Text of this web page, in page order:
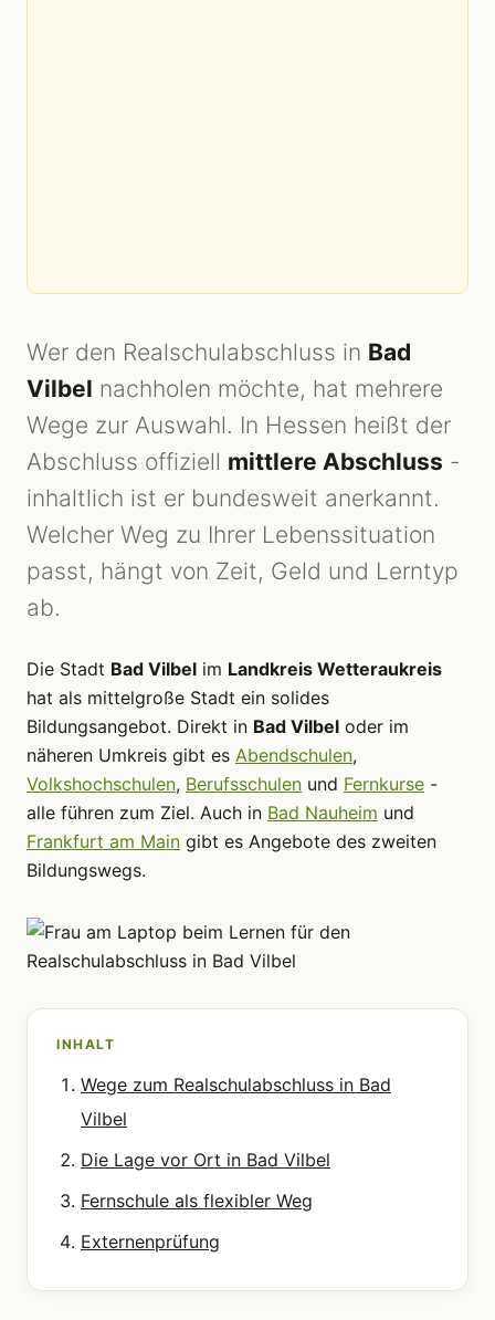
Wer den Realschulabschluss in Bad
Vilbel nachholen möchte, hat mehrere
Wege zur Auswahl. In Hessen heißt der
Abschluss offiziell mittlere Abschluss -
inhaltlich ist er bundesweit anerkannt.
Welcher Weg zu Ihrer Lebenssituation
passt, hängt von Zeit, Geld und Lerntyp
ab.
Die Stadt Bad Vilbel im Landkreis Wetteraukreis
hat als mittelgroße Stadt ein solides
Bildungsangebot. Direkt in Bad Vilbel oder im
näheren Umkreis gibt es Abendschulen,
Volkshochschulen, Berufsschulen und Fernkurse -
alle führen zum Ziel. Auch in Bad Nauheim und
Frankfurt am Main gibt es Angebote des zweiten
Bildungswegs.
INHALT
Wege zum Realschulabschluss in Bad
Vilbel
Die Lage vor Ort in Bad Vilbel
Fernschule als flexibler Weg
Externenprüfung